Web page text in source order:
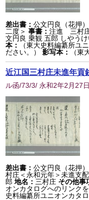
差出書：公文円良（花押）
二度＞ 事書：注進 三村
文円良 乗観 五郎 しやう
本：
（東大史料編纂所ユ
ださい。）
影写本： （東
近江国三村庄未進年貢
ル函/73/3/ 永和2年2月27日
差出書：公文円良（花押）
村庄＜永和元年＞未進支
郎 地名： 三村庄 その他事
オンカタログへのリンク
史料編纂所ユニオンカタ